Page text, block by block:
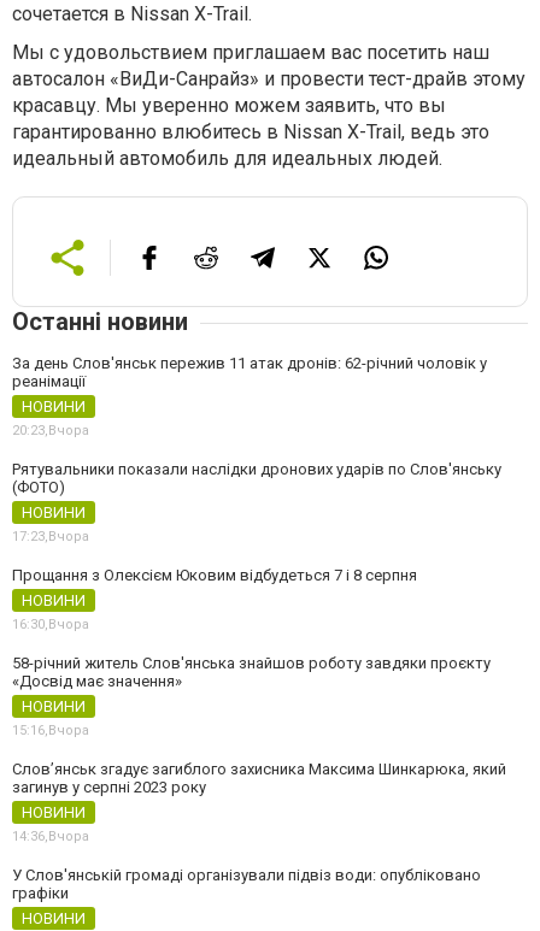
сочетается в Nissan X-Trail.
Мы с удовольствием приглашаем вас посетить наш
автосалон «ВиДи-Санрайз» и провести тест-драйв этому
красавцу. Мы уверенно можем заявить, что вы
гарантированно влюбитесь в Nissan X-Trail, ведь это
идеальный автомобиль для идеальных людей.
Останні новини
За день Слов'янськ пережив 11 атак дронів: 62-річний чоловік у
реанімації
НОВИНИ
20:23,Вчора
Рятувальники показали наслідки дронових ударів по Слов'янську
(ФОТО)
НОВИНИ
17:23,Вчора
Прощання з Олексієм Юковим відбудеться 7 і 8 серпня
НОВИНИ
16:30,Вчора
58-річний житель Слов'янська знайшов роботу завдяки проєкту
«Досвід має значення»
НОВИНИ
15:16,Вчора
Слов’янськ згадує загиблого захисника Максима Шинкарюка, який
загинув у серпні 2023 року
НОВИНИ
14:36,Вчора
У Слов'янській громаді організували підвіз води: опубліковано
графіки
НОВИНИ